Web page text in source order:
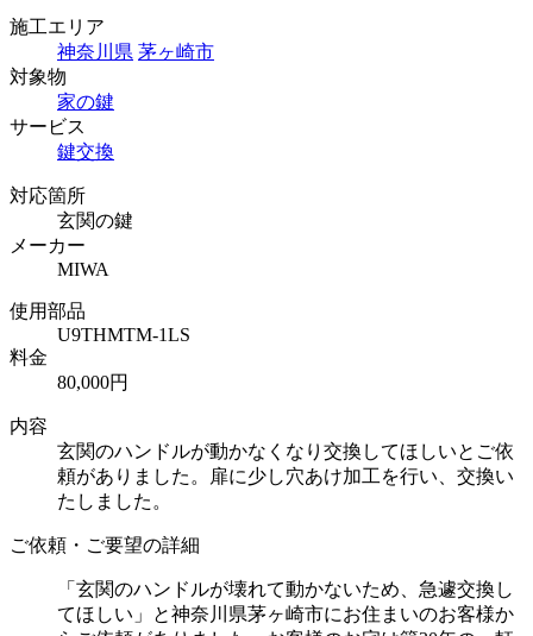
施工エリア
神奈川県 茅ヶ崎市
対象物
家の鍵
サービス
鍵交換
対応箇所
玄関の鍵
メーカー
MIWA
使用部品
U9THMTM-1LS
料金
80,000円
内容
玄関のハンドルが動かなくなり交換してほしいとご依
頼がありました。扉に少し穴あけ加工を行い、交換い
たしました。
ご依頼・ご要望の詳細
「玄関のハンドルが壊れて動かないため、急遽交換し
てほしい」と神奈川県茅ヶ崎市にお住まいのお客様か